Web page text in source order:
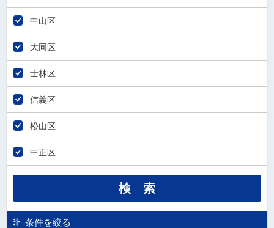
中山区
大同区
士林区
信義区
松山区
中正区
条件を絞る